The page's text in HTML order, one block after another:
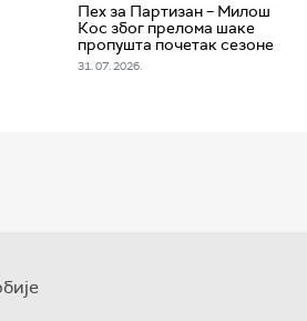
Пех за Партизан – Милош
Кос због прелома шаке
пропушта почетак сезоне
31. 07. 2026.